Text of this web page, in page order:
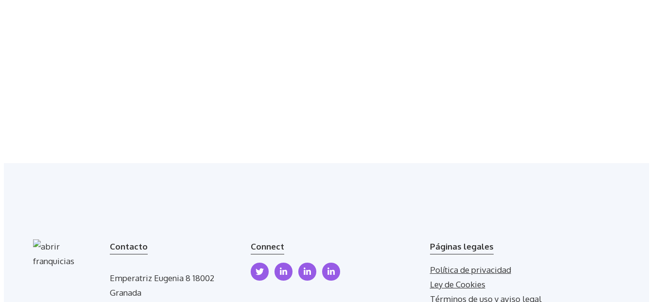
Contacto
Emperatriz Eugenia 8 18002
Granada
Connect Páginas legales
Política de privacidad
Ley de Cookies
Términos de uso y aviso legal